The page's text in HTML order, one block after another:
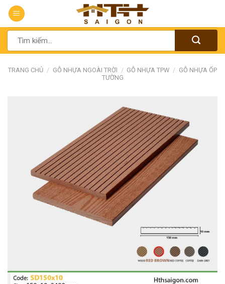
Chuyển
đến
nộiTìm
kiếm:
TRANG CHỦ / GỖ NHỰA NGOÀI TRỜI / GỖ NHỰA TPW / GỖ NHỰA ỐP
TƯỜNG